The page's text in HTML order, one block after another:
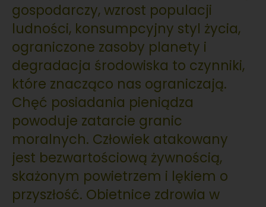
gospodarczy, wzrost populacji
ludności, konsumpcyjny styl życia,
ograniczone zasoby planety i
degradacja środowiska to czynniki,
które znacząco nas ograniczają.
Chęć posiadania pieniądza
powoduje zatarcie granic
moralnych. Człowiek atakowany
jest bezwartościową żywnością,
skażonym powietrzem i lękiem o
przyszłość. Obietnice zdrowia w